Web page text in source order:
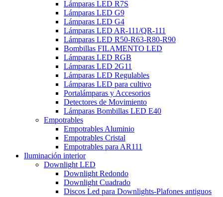
Lámparas LED R7S
Lámparas LED G9
Lámparas LED G4
Lámparas LED AR-111/QR-111
Lámparas LED R50-R63-R80-R90
Bombillas FILAMENTO LED
Lámparas LED RGB
Lámparas LED 2G11
Lámparas LED Regulables
Lámparas LED para cultivo
Portalámparas y Accesorios
Detectores de Movimiento
Lámparas Bombillas LED E40
Empotrables
Empotrables Aluminio
Empotrables Cristal
Empotrables para AR111
Iluminación interior
Downlight LED
Downlight Redondo
Downlight Cuadrado
Discos Led para Downlights-Plafones antiguos